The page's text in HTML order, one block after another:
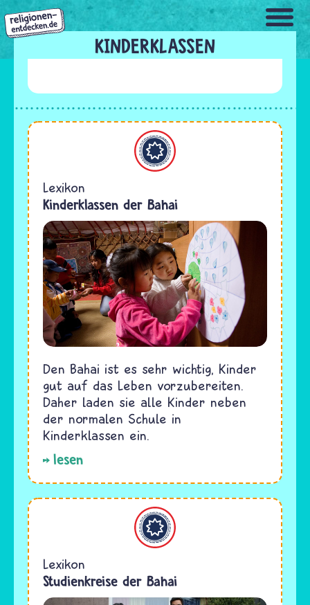
Direkt
zum
Inhalt
KINDERKLASSEN
Bahaitum
Lexikon
Kinderklassen der Bahai
Den Bahai ist es sehr wichtig, Kinder
gut auf das Leben vorzubereiten.
Daher laden sie alle Kinder neben
der normalen Schule in
Kinderklassen ein.
lesen
Bahaitum
Lexikon
Studienkreise der Bahai